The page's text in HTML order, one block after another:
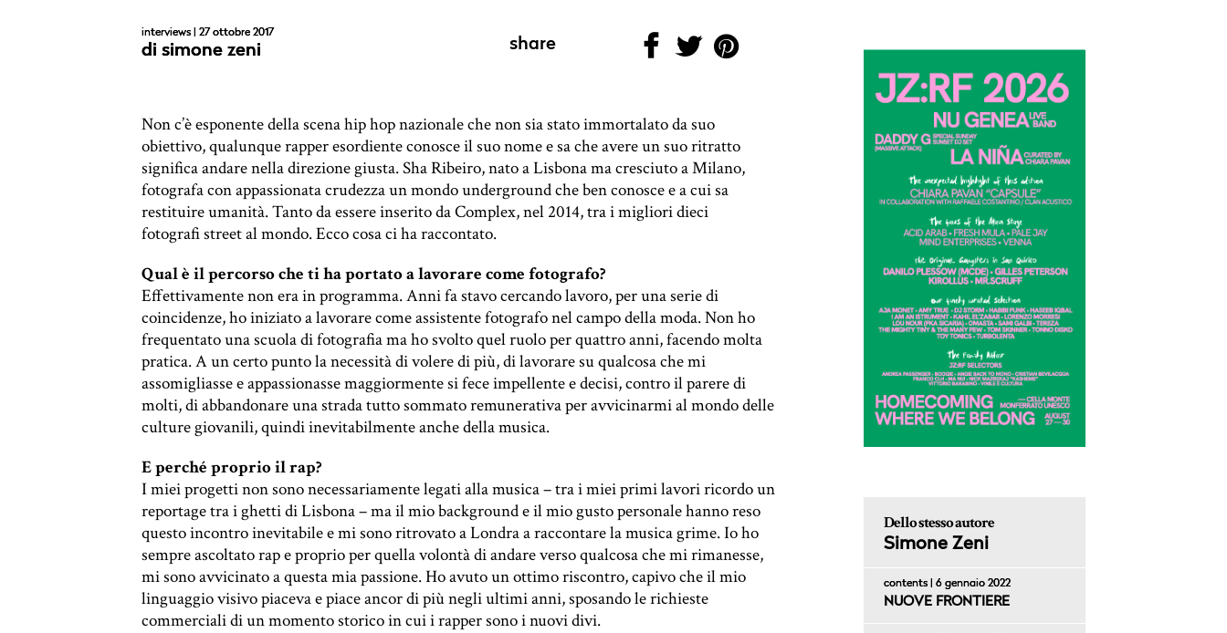
interviews | 27 ottobre 2017
di simone zeni share
Non c’è esponente della scena hip hop nazionale che non sia stato immortalato da suo
obiettivo, qualunque rapper esordiente conosce il suo nome e sa che avere un suo ritratto
significa andare nella direzione giusta. Sha Ribeiro, nato a Lisbona ma cresciuto a Milano,
fotografa con appassionata crudezza un mondo underground che ben conosce e a cui sa
restituire umanità. Tanto da essere inserito da Complex, nel 2014, tra i migliori dieci
fotografistreet al mondo. Ecco cosa ci ha raccontato.
Qual è il percorso che ti ha portato a lavorare come fotografo?
Effettivamente non era in programma. Anni fa stavo cercando lavoro, per una serie di
coincidenze, ho iniziato a lavorare come assistente fotografo nel campo della moda. Non ho
frequentato una scuola di fotografia ma ho svolto quel ruolo per quattro anni, facendo molta
pratica. A un certo punto la necessità di volere di più, di lavorare su qualcosa che mi
assomigliasse e appassionasse maggiormente si fece impellente e decisi, contro il parere di
molti, di abbandonare una strada tutto sommato remunerativa per avvicinarmi al mondo delle
culture giovanili, quindi inevitabilmente anche della musica.
E perché proprio il rap?
I miei progetti non sono necessariamente legati alla musica – tra i miei primi lavori ricordo un
reportage tra i ghetti di Lisbona – ma il mio background e il mio gusto personale hanno reso
questo incontro inevitabile e mi sono ritrovato a Londra a raccontare la musica grime. Io ho
sempre ascoltato rap e proprio per quella volontà di andare verso qualcosa che mi rimanesse,
mi sono avvicinato a questa mia passione. Ho avuto un ottimo riscontro, capivo che il mio
linguaggio visivo piaceva e piace ancor di più negli ultimi anni, sposando le richieste
commerciali di un momento storico in cui i rapper sono i nuovi divi.
Dello stesso autore
Simone Zeni
contents | 6 gennaio 2022
NUOVE FRONTIERE